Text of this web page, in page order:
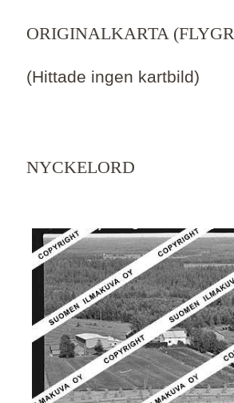
ORIGINALKARTA
(Hittade ingen kartbild)
NYCKELORD